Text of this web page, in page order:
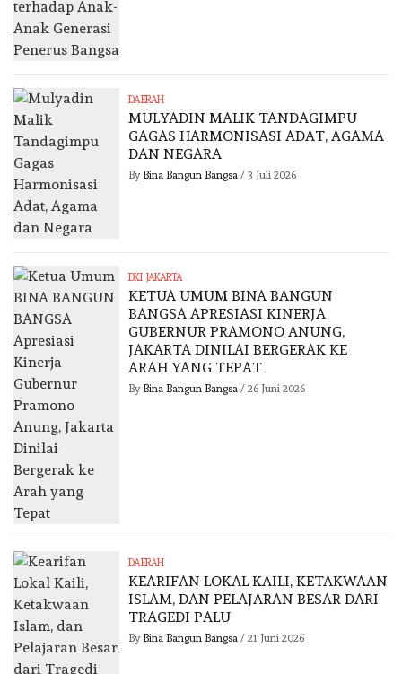
DAERAH
MULYADIN MALIK TANDAGIMPU
GAGAS HARMONISASI ADAT, AGAMA
DAN NEGARA
By Bina Bangun Bangsa/ 3 Juli 2026
DKI JAKARTA
KETUA UMUM BINA BANGUN
BANGSA APRESIASI KINERJA
GUBERNUR PRAMONO ANUNG,
JAKARTA DINILAI BERGERAK KE
ARAH YANG TEPAT
By Bina Bangun Bangsa/ 26 Juni 2026
DAERAH
KEARIFAN LOKAL KAILI, KETAKWAAN
ISLAM, DAN PELAJARAN BESAR DARI
TRAGEDI PALU
By Bina Bangun Bangsa/ 21 Juni 2026